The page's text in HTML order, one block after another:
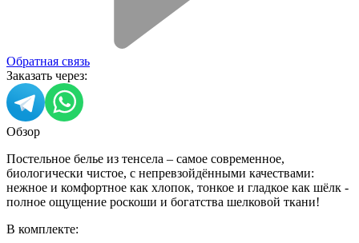
Обратная связь
Заказать через:
Обзор
Постельное белье из тенсела – самое современное,
биологически чистое, с непревзойдёнными качествами:
нежное и комфортное как хлопок, тонкое и гладкое как шёлк -
полное ощущение роскоши и богатства шелковой ткани!
В комплекте: